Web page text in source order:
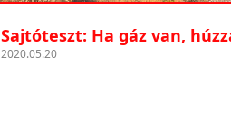
Sajtóteszt: Ha gáz van,
2020.05.20